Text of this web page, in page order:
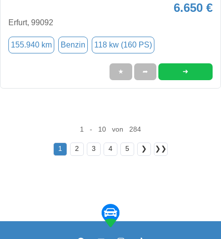
6.650 €
Erfurt, 99092
155.940 km Benzin 118 kw (160 PS)
★ ➦ ➜
1 - 10 von 284
1 2 3 4 5 ❯ ❯❯